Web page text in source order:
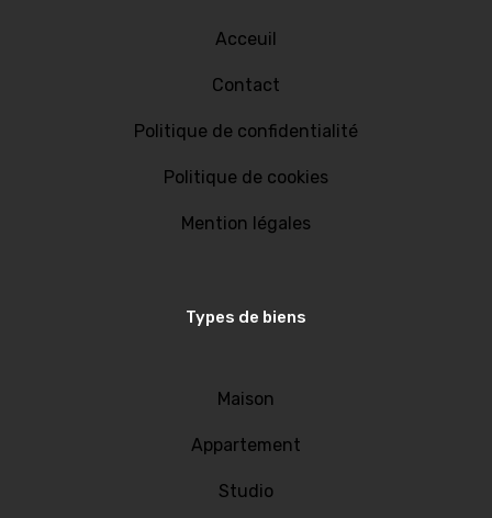
Acceuil
Contact
Politique de confidentialité
Politique de cookies
Mention légales
Types de biens
Maison
Appartement
Studio